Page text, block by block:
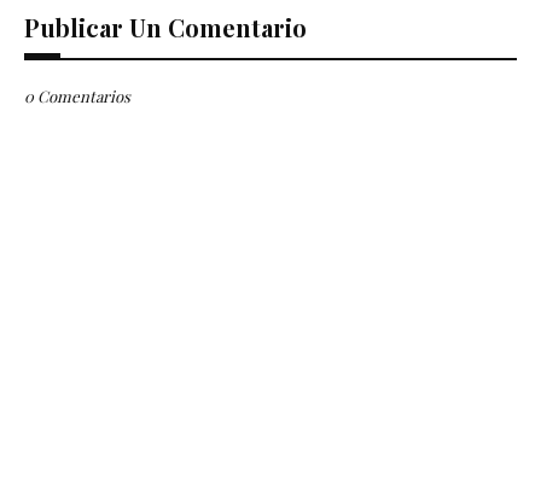
Publicar Un Comentario
0 Comentarios